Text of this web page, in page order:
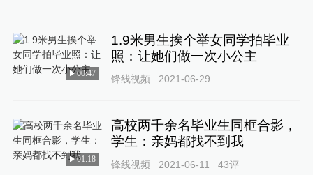
00:47
1.9米男生挨个举女同学拍毕业
照：让她们做一次小公主
锋线视频 2021-06-29
01:18
高校两千余名毕业生同框合影，
学生：亲妈都找不到我
锋线视频 2021-06-11 43评